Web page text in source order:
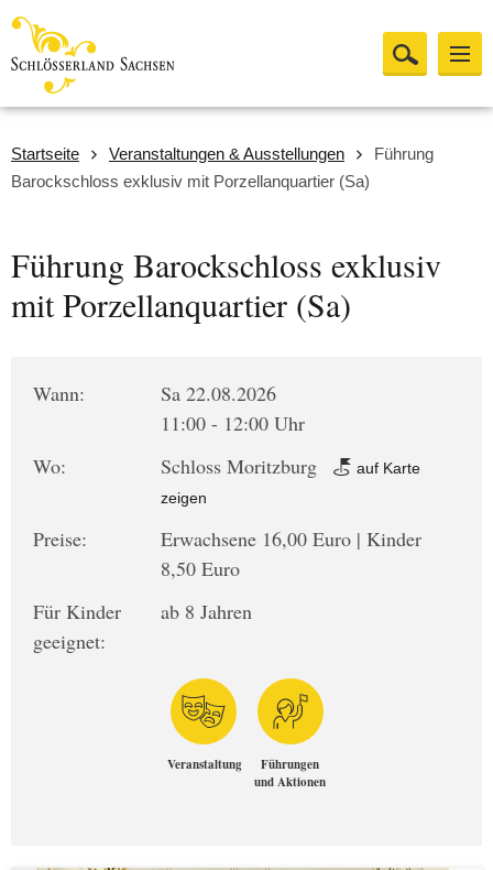
Startseite Veranstaltungen & Ausstellungen
Führung
Barockschloss exklusiv mit Porzellanquartier (Sa)
Führung Barockschloss exklusiv
mit Porzellanquartier (Sa)
Wann:
Sa 22.08.2026
11:00 - 12:00 Uhr
Wo:
Schloss Moritzburg
auf Karte
zeigen
Preise:
Erwachsene 16,00 Euro | Kinder
8,50 Euro
Für Kinder
geeignet:
ab 8 Jahren
Veranstaltung
Führungen
und Aktionen